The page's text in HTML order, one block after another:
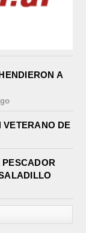
A
VETERANO DE